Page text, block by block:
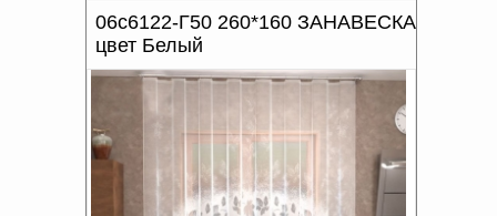
06с6122-Г50 260*160 ЗАНАВЕСКА
цвет Белый